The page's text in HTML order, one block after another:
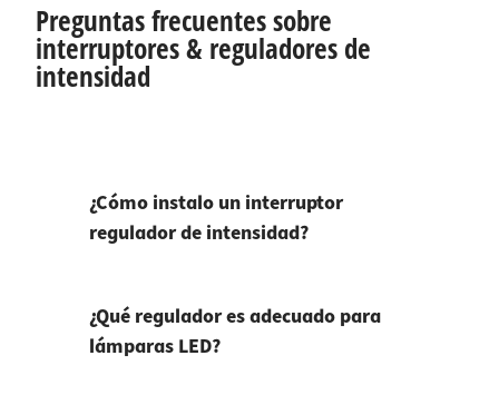
Preguntas frecuentes sobre
interruptores & reguladores de
intensidad
¿Cómo instalo un interruptor
regulador de intensidad?
¿Qué regulador es adecuado para
lámparas LED?